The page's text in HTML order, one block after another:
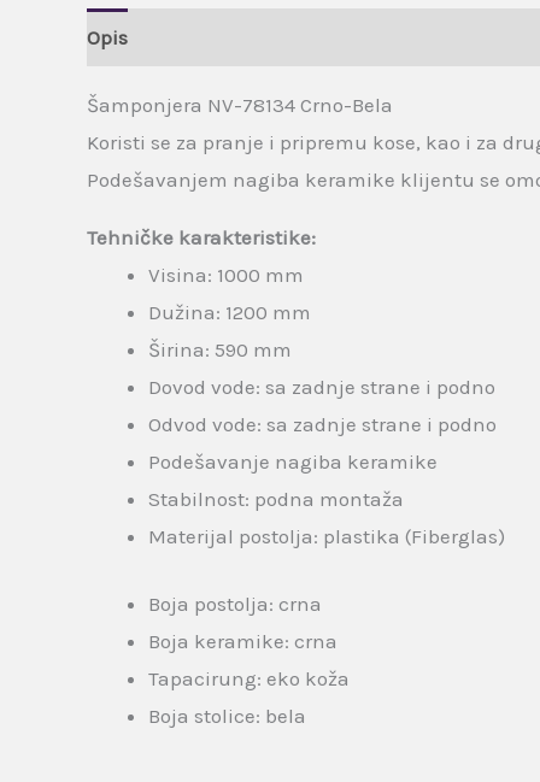
Opis
Šamponjera NV-78134 Crno-Bela
Koristi se za pranje i pripremu kose, kao i za
Podešavanjem nagiba keramike klijentu se
Tehničke karakteristike:
Visina: 1000 mm
Dužina: 1200 mm
Širina: 590 mm
Dovod vode: sa zadnje strane i podno
Odvod vode: sa zadnje strane i podno
Podešavanje nagiba keramike
Stabilnost: podna montaža
Materijal postolja: plastika (Fiberglas)
Boja postolja: crna
Boja keramike: crna
Tapacirung: eko koža
Boja stolice: bela